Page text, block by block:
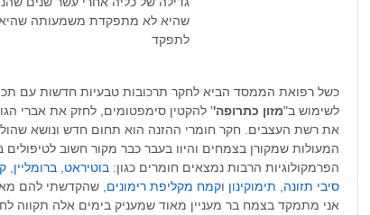
שהיא לא מתפקדת משמעותה
לתפקד
כשל רפואת הממסד הביא לחקר תרכובות טבעיות חדשות עם
לשימוש ב"מזון כתרופה'' להקטין סימפטומים, לחזק את אברי
את רשת העצבים. חקר חומרי ההזנה הוא תחום חדש ונושא
המעולות שמקורן בצמחים והיוו בעבר כבר מקור חשוב לטיפולים
הפרמקולוגיות הרבות נמצאים חומרים כגון: בוטיראט ברומליין
סיבי תזונה
תימוקינון וקמח מקליפת רימונים , שהקדשתי להם
אני מתמקד בצמח בר מעניין מאוד שמעניק בימים אלה תקווה